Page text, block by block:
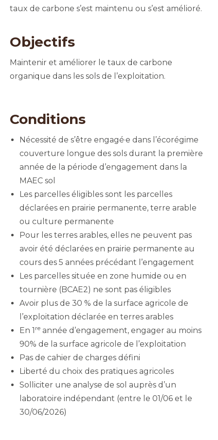
taux de carbone s’est maintenu ou s’est amélioré.
Objectifs
Maintenir et améliorer le taux de carbone
organique dans les sols de l’exploitation.
Conditions
Nécessité de s’être engagé·e dans l’écorégime
couverture longue des sols durant la première
année de la période d’engagement dans la
MAEC sol
Les parcelles éligibles sont les parcelles
déclarées en prairie permanente, terre arable
ou culture permanente
Pour les terres arables, elles ne peuvent pas
avoir été déclarées en prairie permanente au
cours des 5 années précédant l’engagement
Les parcelles située en zone humide ou en
tournière (BCAE2) ne sont pas éligibles
Avoir plus de 30 % de la surface agricole de
l’exploitation déclarée en terres arables
En 1 re année d’engagement, engager au moins
90% de la surface agricole de l’exploitation
Pas de cahier de charges défini
Liberté du choix des pratiques agricoles
Solliciter une analyse de sol auprès d’un
laboratoire indépendant (entre le 01/06 et le
30/06/2026)